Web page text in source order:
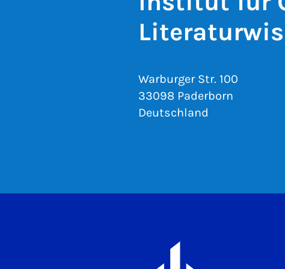
Warburger Str. 100
33098 Paderborn
Deutschland